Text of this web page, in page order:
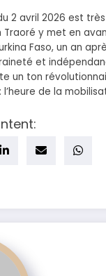
2 avril 2026 est
Traoré y met en
Faso, un an
et
un ton
de la